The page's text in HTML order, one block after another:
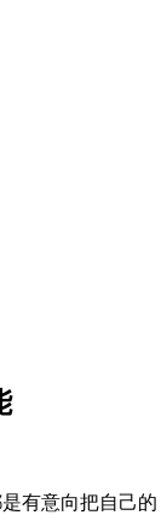
有意向把自己的